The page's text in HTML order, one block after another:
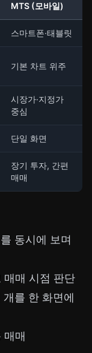
MTS (모바일)
스마트폰·태블릿
기본 차트 위주
시장가·지정가
중심
단일 화면
장기 투자, 간편
매매
동시에 보며
매매 시점 판단
를 한 화면에
매매